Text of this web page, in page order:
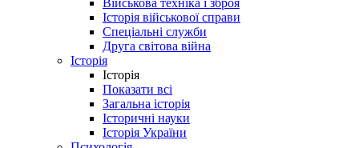
Військова техніка і зброя
Історія військової справи
Спеціальні служби
Друга світова війна
Історія
Історія
Показати всі
Загальна історія
Історичні науки
Історія України